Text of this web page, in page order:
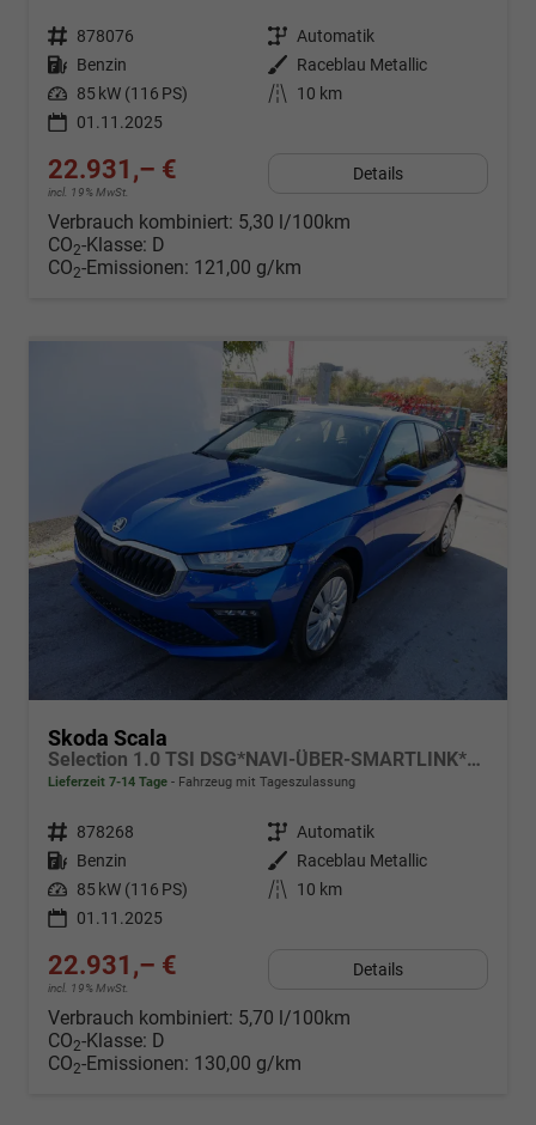
Fahrzeugnr. 878076 Getriebe Automatik
Kraftstoff Benzin Außenfarbe
Raceblau Metallic
Leistung 85 kW (116 PS) Kilometerstand
10 km
01.11.2025
22.931,– €
incl. 19% MwSt.
Details
Verbrauch kombiniert: 5,30 l/100km
CO2-Klasse: D
CO2-Emissionen: 121,00 g/km
Skoda Scala
Selection 1.0 TSI DSG*NAVI-ÜBER-SMARTLINK*PDC-HI*LED*TEMPOMAT*SHZ*DAB*KLIMA
Lieferzeit 7-14 Tage Fahrzeug mit Tageszulassung
Fahrzeugnr. 878268 Getriebe Automatik
Kraftstoff Benzin Außenfarbe
Raceblau Metallic
Leistung 85 kW (116 PS) Kilometerstand
10 km
01.11.2025
22.931,– €
incl. 19% MwSt.
Details
Verbrauch kombiniert: 5,70 l/100km
CO2-Klasse: D
CO2-Emissionen: 130,00 g/km